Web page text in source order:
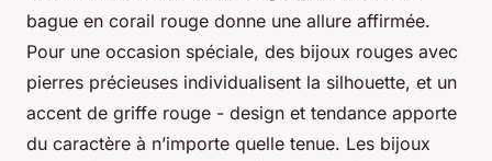
bague en corail rouge donne une allure affirmée.
Pour une occasion spéciale, des bijoux rouges avec
pierres précieuses individualisent la silhouette, et un
accent de griffe rouge - design et tendance apporte
du caractère à n’importe quelle tenue. Les bijoux